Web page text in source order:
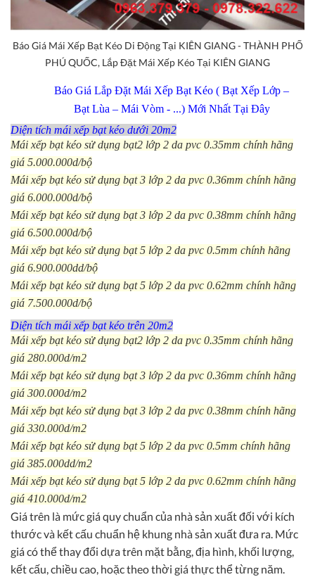
Báo Giá Mái Xếp Bạt Kéo Di Động Tại KIÊN GIANG - THÀNH PHỐ
PHÚ QUỐC, Lắp Đặt Mái Xếp Kéo Tại KIÊN GIANG
Báo Giá Lắp Đặt Mái Xếp Bạt Kéo ( Bạt Xếp Lớp –
Bạt Lùa – Mái Vòm - ...) Mới Nhất Tại Đây
Diện tích mái xếp bạt kéo dưới 20m2
Mái xếp bạt kéo sử dụng bạt2 lớp 2 da pvc 0.35mm chính hãng
giá 5.000.000d/bộ
Mái xếp bạt kéo sử dụng bạt 3 lớp 2 da pvc 0.36mm chính hãng
giá 6.000.000d/bộ
Mái xếp bạt kéo sử dụng bạt 3 lớp 2 da pvc 0.38mm chính hãng
giá 6.500.000d/bộ
Mái xếp bạt kéo sử dụng bạt 5 lớp 2 da pvc 0.5mm chính hãng
giá 6.900.000dd/bộ
Mái xếp bạt kéo sử dụng bạt 5 lớp 2 da pvc 0.62mm chính hãng
giá 7.500.000d/bộ
Diện tích mái xếp bạt kéo trên 20m2
Mái xếp bạt kéo sử dụng bạt2 lớp 2 da pvc 0.35mm chính hãng
giá 280.000d/m2
Mái xếp bạt kéo sử dụng bạt 3 lớp 2 da pvc 0.36mm chính hãng
giá 300.000d/m2
Mái xếp bạt kéo sử dụng bạt 3 lớp 2 da pvc 0.38mm chính hãng
giá 330.000d/m2
Mái xếp bạt kéo sử dụng bạt 5 lớp 2 da pvc 0.5mm chính hãng
giá 385.000dd/m2
Mái xếp bạt kéo sử dụng bạt 5 lớp 2 da pvc 0.62mm chính hãng
giá 410.000d/m2
Giá trên là mức giá quy chuẩn của nhà sản xuất đối với kích
thước và kết cấu chuẩn hệ khung nhà sản xuất đưa ra. Mức
giá có thể thay đổi dựa trên mặt bằng, địa hình, khối lượng,
kết cấu, chiều cao, hoặc theo thời giá thực thể từng năm.